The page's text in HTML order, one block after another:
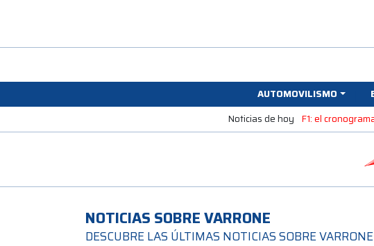
AUTOMOVILISMO
Noticias de hoy F1: el
NOTICIAS SOBRE VARRONE
DESCUBRE LAS ÚLTIMAS NOTICIAS SOBRE VARRONE